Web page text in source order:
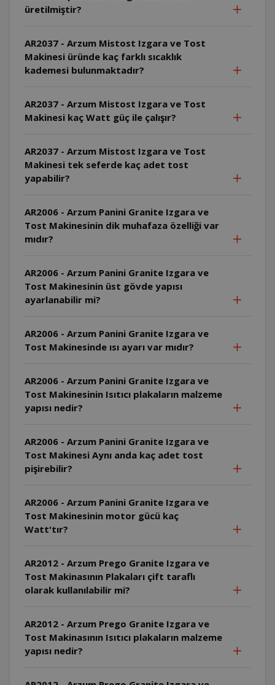
üretilmiştir?
AR2037 - Arzum Mistost Izgara ve Tost
Makinesi üründe kaç farklı sıcaklık
kademesi bulunmaktadır?
AR2037 - Arzum Mistost Izgara ve Tost
Makinesi kaç Watt güç ile çalışır?
AR2037 - Arzum Mistost Izgara ve Tost
Makinesi tek seferde kaç adet tost
yapabilir?
AR2006 - Arzum Panini Granite Izgara ve
Tost Makinesinin dik muhafaza özelliği var
mıdır?
AR2006 - Arzum Panini Granite Izgara ve
Tost Makinesinin üst gövde yapısı
ayarlanabilir mi?
AR2006 - Arzum Panini Granite Izgara ve
Tost Makinesinde ısı ayarı var mıdır?
AR2006 - Arzum Panini Granite Izgara ve
Tost Makinesinin Isıtıcı plakaların malzeme
yapısı nedir?
AR2006 - Arzum Panini Granite Izgara ve
Tost Makinesi Aynı anda kaç adet tost
pişirebilir?
AR2006 - Arzum Panini Granite Izgara ve
Tost Makinesinin motor gücü kaç
Watt'tır?
AR2012 - Arzum Prego Granite Izgara ve
Tost Makinasının Plakaları çift taraflı
olarak kullanılabilir mi?
AR2012 - Arzum Prego Granite Izgara ve
Tost Makinasının Isıtıcı plakaların malzeme
yapısı nedir?